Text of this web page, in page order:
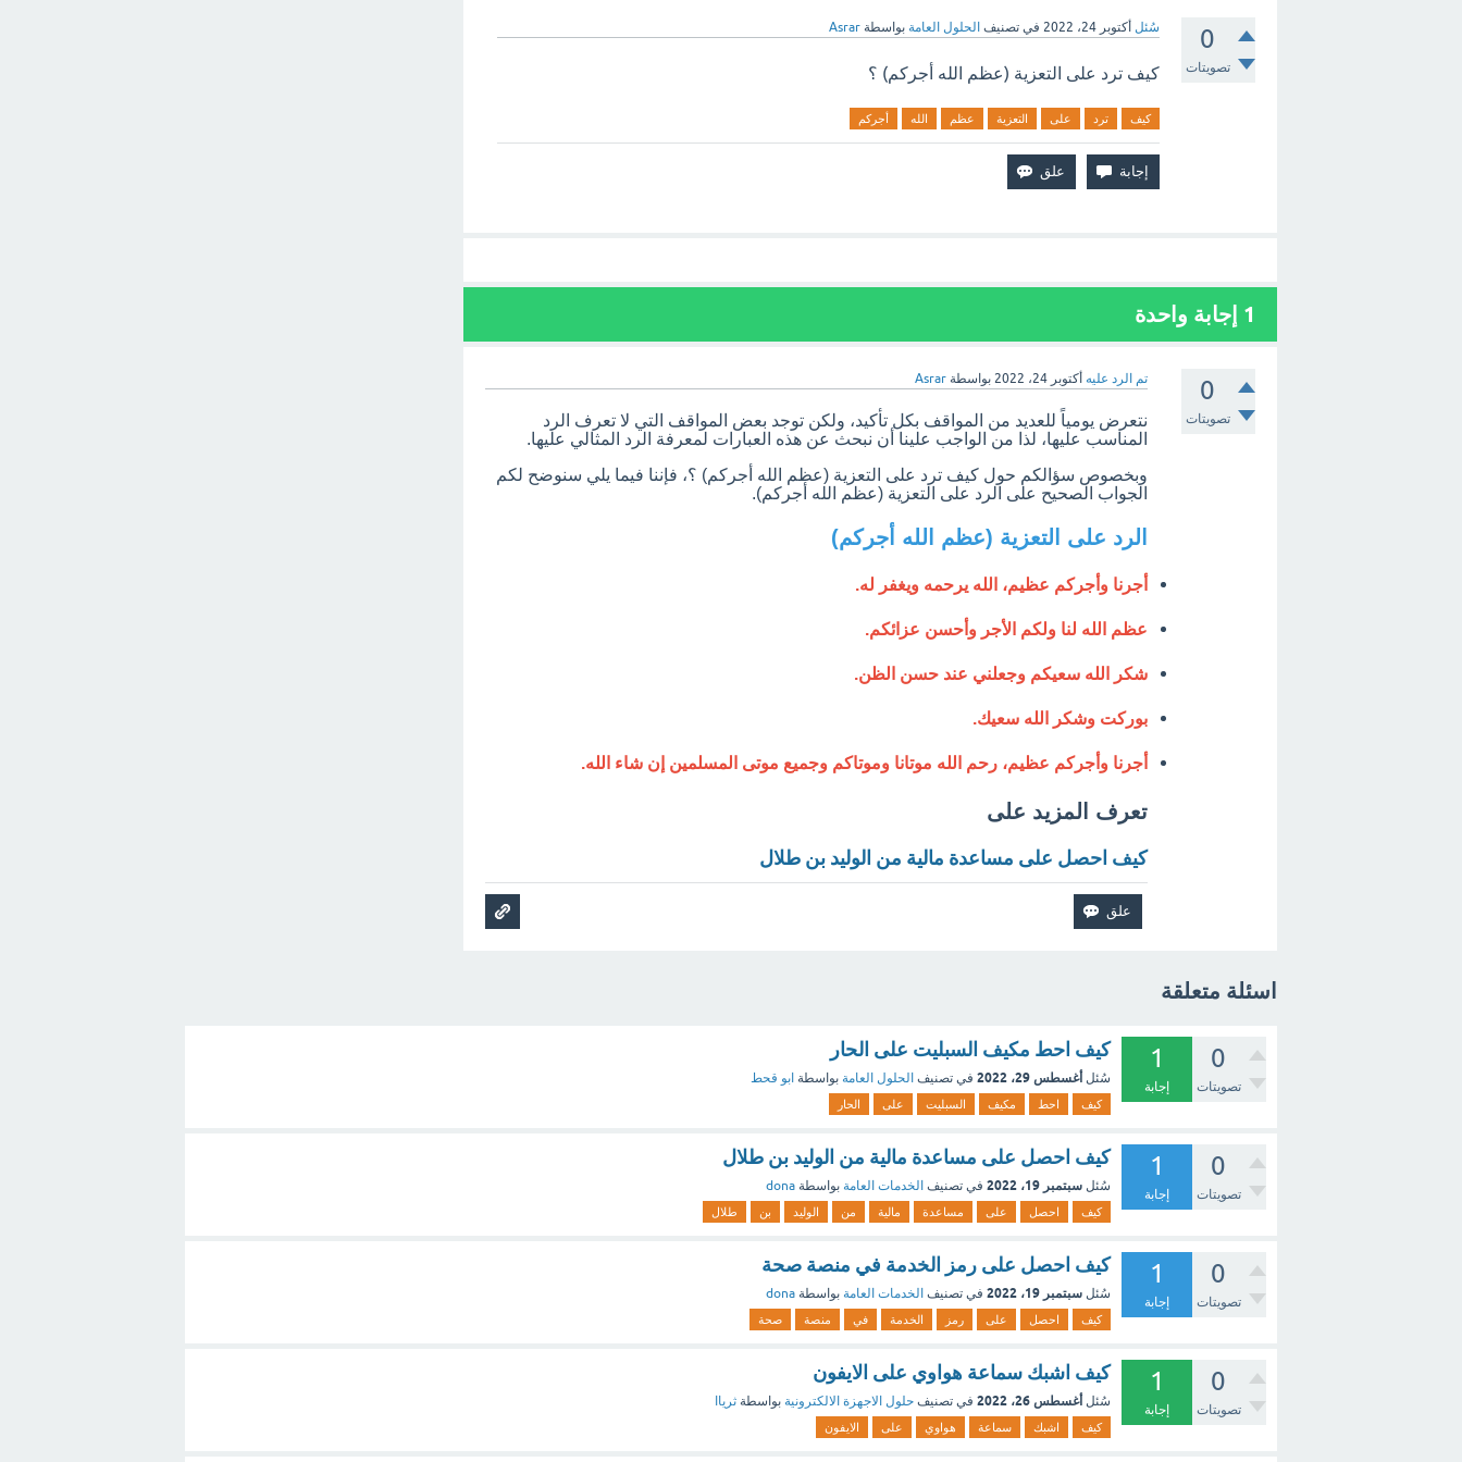
0
تصويتات
سُئل أكتوبر 24، 2022 في تصنيف الحلول العامة بواسطة Asrar
كيف ترد على التعزية (عظم الله أجركم) ؟
كيف ترد على التعزية عظم الله أجركم
1 إجابة واحدة
0
تصويتات
تم الرد عليه أكتوبر 24، 2022 بواسطةAsrar
نتعرض يومياً للعديد من المواقف بكل تأكيد، ولكن توجد بعض المواقف التي لا تعرف الرد
المناسب عليها، لذا من الواجب علينا أن نبحث عن هذه العبارات لمعرفة الرد المثالي عليها.
وبخصوص سؤالكم حول كيف ترد على التعزية (عظم الله أجركم) ؟، فإننا فيما يلي سنوضح لكم
الجواب الصحيح على الرد على التعزية (عظم الله أجركم).
الرد على التعزية (عظم الله أجركم)
أجرنا وأجركم عظيم، الله يرحمه ويغفر له.
عظم الله لنا ولكم الأجر وأحسن عزائكم.
شكر الله سعيكم وجعلني عند حسن الظن.
بوركت وشكر الله سعيك.
أجرنا وأجركم عظيم، رحم الله موتانا وموتاكم وجميع موتى المسلمين إن شاء الله.
تعرف المزيد على
كيف احصل على مساعدة مالية من الوليد بن طلال
اسئلة متعلقة
0
تصويتات
1
إجابة
كيف احط مكيف السبليت على الحار
سُئل أغسطس 29، 2022 في تصنيف الحلول العامة بواسطة ابو قحط
كيف احط مكيف السبليت على الحار
0
تصويتات
1
إجابة
كيف احصل على مساعدة مالية من الوليد بن طلال
سُئل سبتمبر 19، 2022 في تصنيف الخدمات العامة بواسطة dona
كيف احصل على مساعدة مالية من الوليد بن طلال
0
تصويتات
1
إجابة
كيف احصل على رمز الخدمة في منصة صحة
سُئل سبتمبر 19، 2022 في تصنيف الخدمات العامة بواسطة dona
كيف احصل على رمز الخدمة في منصة صحة
0
تصويتات
1
إجابة
كيف اشبك سماعة هواوي على الايفون
سُئل أغسطس 26، 2022 في تصنيف حلول الاجهزة الالكترونية بواسطة ثرياا
كيف اشبك سماعة هواوي على الايفون